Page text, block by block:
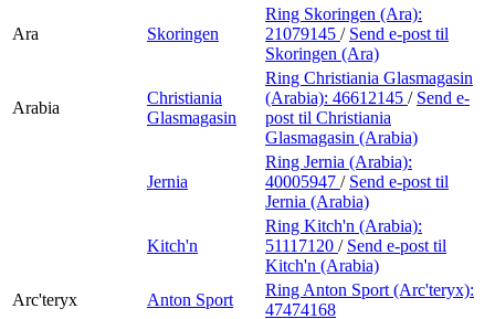
Ara Skoringen
Ring Skoringen (Ara):
21079145 / Send e-post til
Skoringen (Ara)
Arabia
Christiania
Glasmagasin
Ring Christiania Glasmagasin
(Arabia): 46612145 / Send e-
post til Christiania
Glasmagasin (Arabia)
Jernia
Ring Jernia (Arabia):
40005947 / Send e-post til
Jernia (Arabia)
Kitch'n
Ring Kitch'n (Arabia):
51117120 / Send e-post til
Kitch'n (Arabia)
Arc'teryx
Anton Sport
Ring Anton Sport (Arc'teryx):
47474168